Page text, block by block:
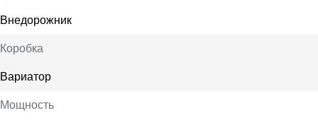
Внедорожник
Коробка
Вариатор
Мощность